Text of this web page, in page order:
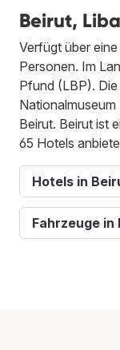
Beirut,
Verfügt über
Personen. Im
Pfund (LBP).
Beirut. Beirut ist
65 Hotels
Hotels in
Fahrzeuge in